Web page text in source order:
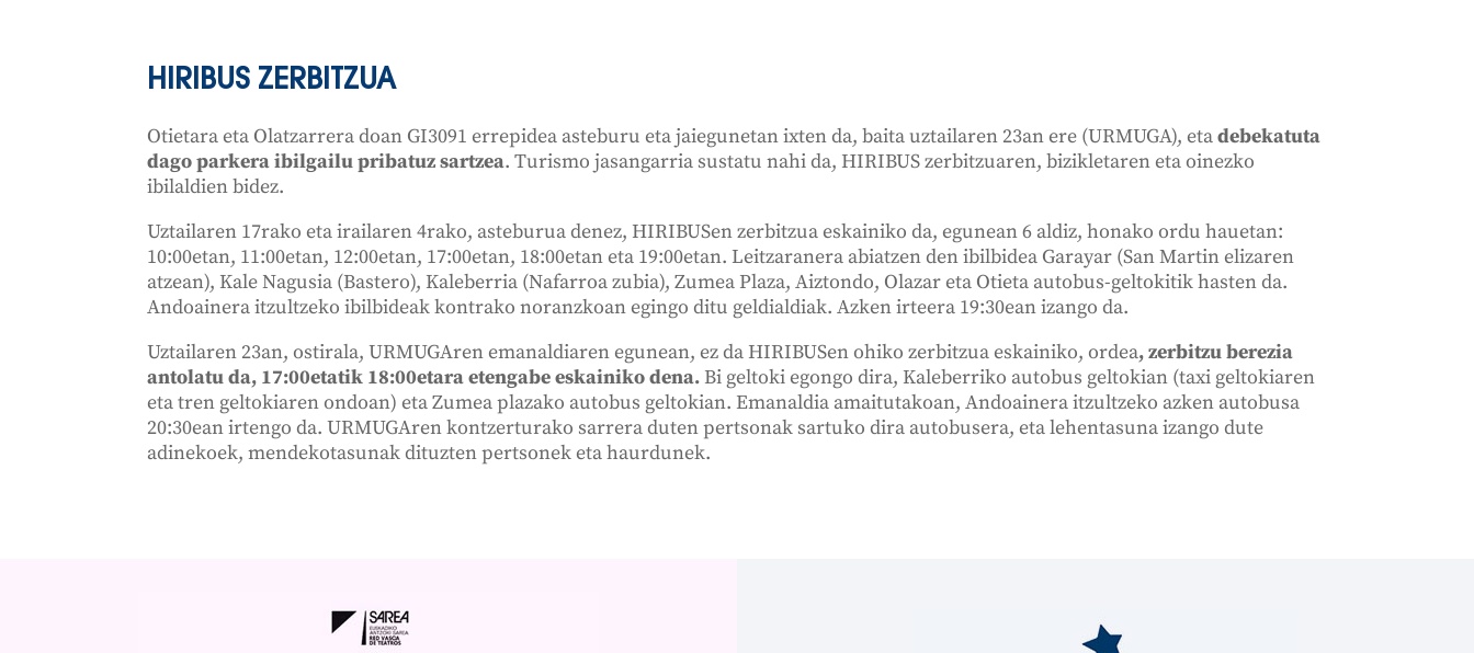
HIRIBUS ZERBITZUA
Otietara eta Olatzarrera doan GI3091 errepidea asteburu eta jaiegunetan ixten da, baita uztailaren 23an ere (URMUGA), etadebekatuta
dago parkera ibilgailu pribatuz sartzea. Turismo jasangarria sustatu nahi da, HIRIBUS zerbitzuaren, bizikletaren eta oinezko
ibilaldien bidez.
Uztailaren 17rako eta irailaren 4rako, asteburua denez, HIRIBUSen zerbitzua eskainiko da, egunean 6 aldiz, honako ordu hauetan:
10:00etan, 11:00etan, 12:00etan, 17:00etan, 18:00etan eta 19:00etan. Leitzaranera abiatzen den ibilbidea Garayar (San Martin elizaren
atzean), Kale Nagusia (Bastero), Kaleberria (Nafarroa zubia), Zumea Plaza, Aiztondo, Olazar eta Otieta autobus-geltokitik hasten da.
Andoainera itzultzeko ibilbideak kontrako noranzkoan egingo ditu geldialdiak. Azken irteera 19:30ean izango da.
Uztailaren 23an, ostirala, URMUGAren emanaldiaren egunean, ez da HIRIBUSen ohiko zerbitzua eskainiko, ordea, zerbitzu berezia
antolatu da, 17:00etatik 18:00etara etengabe eskainiko dena. Bi geltoki egongo dira, Kaleberriko autobus geltokian (taxi geltokiaren
eta tren geltokiaren ondoan) eta Zumea plazako autobus geltokian. Emanaldia amaitutakoan, Andoainera itzultzeko azken autobusa
20:30ean irtengo da. URMUGAren kontzerturako sarrera duten pertsonak sartuko dira autobusera, eta lehentasuna izango dute
adinekoek, mendekotasunak dituzten pertsonek eta haurdunek.